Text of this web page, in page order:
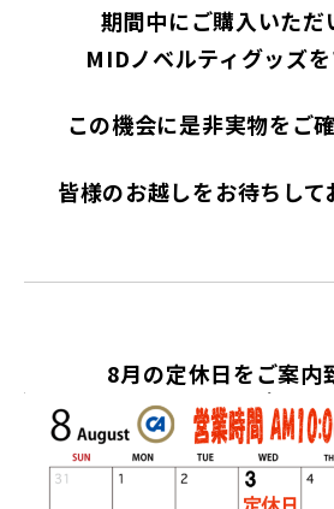
期間中にご購入いただ
MIDノベルティグッズ
この機会に是非実物をご
皆様のお越しをお待ちして
8月の定休日をご案内